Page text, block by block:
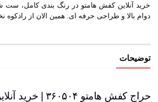
خرید آنلاین کفش هامتو در رنگ بندی کامل، ست
دوام بالا و طراحی حرفه ای. همین الان از رادکوه
توضیحات
حراج کفش هامتو